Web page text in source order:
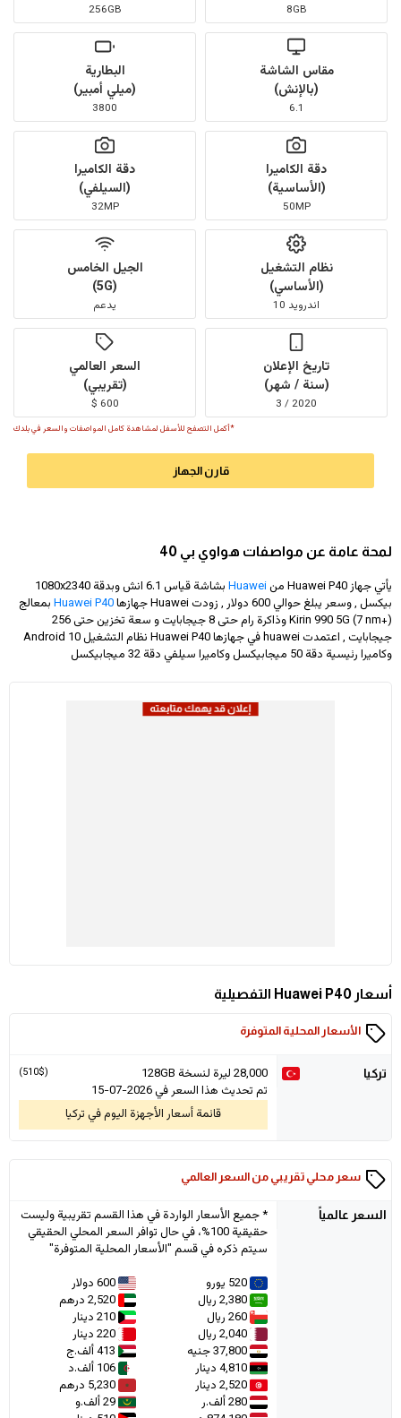
8GB
256GB
مقاس الشاشة
(بالإنش)
6.1
البطارية
(ميلي أمبير)
3800
دقة الكاميرا
(الأساسية)
50MP
دقة الكاميرا
(السيلفي)
32MP
نظام التشغيل
(الأساسي)
اندرويد 10
الجيل الخامس
(5G)
يدعم
تاريخ الإعلان
(سنة / شهر)
2020 / 3
السعر العالمي
(تقريبي)
600 $
*أكمل التصفح للأسفل لمشاهدة كامل المواصفات والسعر في بلدك
قارن الجهاز
لمحة عامة عن مواصفات هواوي بي 40
يأتي جهاز Huawei P40 من Huawei بشاشة قياس 6.1 انش وبدقة
1080x2340
بيكسل , وسعر يبلغ حوالي 600 دولار
, زودت Huawei جهازها Huawei P40 بمعالج
Kirin 990 5G (7 nm+) وذاكرة رام حتى 8 جيجابايت و سعة تخزين حتى 256
جيجابايت , اعتمدت huawei في جهازها Huawei P40 نظام التشغيل Android 10
وكاميرا رئيسية دقة 50 ميجابيكسل وكاميرا سيلفي دقة 32 ميجابيكسل
أسعار Huawei P40 التفصيلية
الأسعار المحلية المتوفرة
تركيا 28,000
(510$)
ليرة لنسخة 128GB
تم تحديث هذا السعر في 2026-07-15
قائمة أسعار الأجهزة اليوم في تركيا
سعر محلي تقريبي من السعر العالمي
السعر عالمياً
* جميع الأسعار الواردة في هذا القسم تقريبية وليست
حقيقية 100%، في حال توافر السعر المحلي الحقيقي
سيتم ذكره في قسم "الأسعار المحلية المتوفرة"
520 يورو
600 دولار
2,380 ريال
2,520 درهم
260 ريال
210 دينار
2,040 ريال
220 دينار
37,800 جنيه
413 ألف.ج
4,810 دينار
106 ألف.د
2,520 دينار
5,230 درهم
280 ألف.ر
29 ألف.و